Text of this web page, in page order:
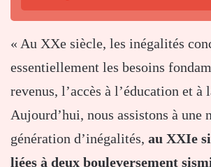
« Au XXe siècle, les inégalités
essentiellement les besoins
revenus, l’accès à l’éducation et à
Aujourd’hui, nous assistons à une
génération d’inégalités, au XXIe
liées à deux bouleversement